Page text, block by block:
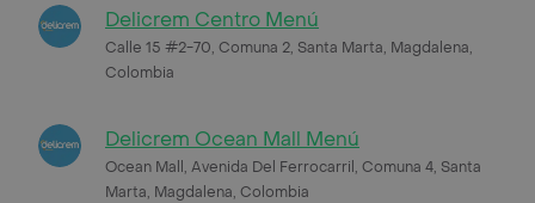
Delicrem Centro Menú
Calle 15 #2-70, Comuna 2, Santa Marta, Magdalena,
Colombia
Delicrem Ocean Mall Menú
Ocean Mall, Avenida Del Ferrocarril, Comuna 4, Santa
Marta, Magdalena, Colombia